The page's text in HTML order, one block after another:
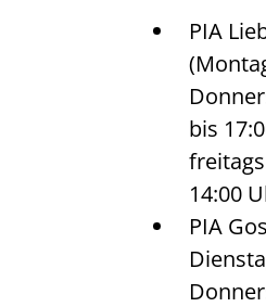
PIA
bis
14:00
PIA